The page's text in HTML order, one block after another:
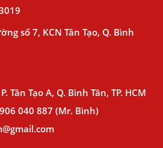
số 7, KCN Tân Tạo, Q. Bình
Tân Tạo A, Q. Bình Tân, TP. HCM
040 887 (Mr. Bình)